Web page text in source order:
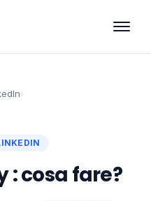
›
: cosa fare?